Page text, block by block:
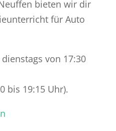
bieten wir dir
für Auto
von 17:30
bis 19:15 Uhr).